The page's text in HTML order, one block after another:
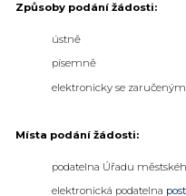
Způsoby podání žádosti:
ústně
písemně
elektronicky se
Místa podání žádosti:
podatelna Úřadu
elektronická podatelna